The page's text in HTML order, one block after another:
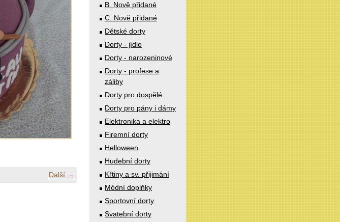
Další →
B. Nově přidané
C. Nově přidané
Dětské dorty
Dorty - jídlo
Dorty - narozeninové
Dorty - profese a
záliby
Dorty pro dospělé
Dorty pro pány i dámy
Elektronika a elektro
Firemní dorty
Helloween
Hudební dorty
Křtiny a sv. přijimání
Módní doplňky
Sportovní dorty
Svatební dorty